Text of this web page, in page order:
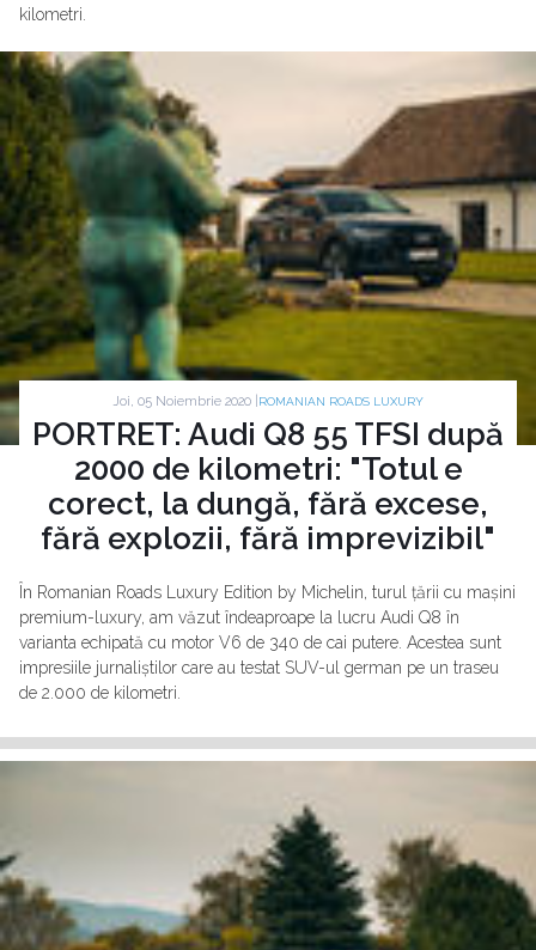
kilometri.
Joi, 05 Noiembrie 2020 | ROMANIAN ROADS LUXURY
PORTRET: Audi Q8 55 TFSI după
2000 de kilometri: "Totul e
corect, la dungă, fără excese,
fără explozii, fără imprevizibil"
În Romanian Roads Luxury Edition by Michelin, turul țării cu mașini
premium-luxury, am văzut îndeaproape la lucru Audi Q8 în
varianta echipată cu motor V6 de 340 de cai putere. Acestea sunt
impresiile jurnaliștilor care au testat SUV-ul german pe un traseu
de 2.000 de kilometri.